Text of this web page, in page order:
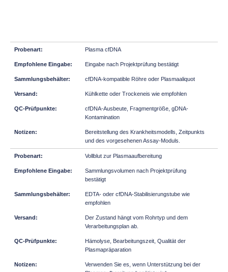
Plasma cfDNA
Eingabe nach Projektprüfung bestätigt
cfDNA-kompatible Röhre oder Plasmaaliquot
Kühlkette oder Trockeneis wie empfohlen
cfDNA-Ausbeute, Fragmentgröße, gDNA-
Kontamination
Bereitstellung des Krankheitsmodells, Zeitpunkts
und des vorgesehenen Assay-Moduls.
Vollblut zur Plasmaaufbereitung
Sammlungsvolumen nach Projektprüfung
bestätigt
EDTA- oder cfDNA-Stabilisierungstube wie
empfohlen
Der Zustand hängt vom Rohrtyp und dem
Verarbeitungsplan ab.
Hämolyse, Bearbeitungszeit, Qualität der
Plasmapräparation
Verwenden Sie es, wenn Unterstützung bei der